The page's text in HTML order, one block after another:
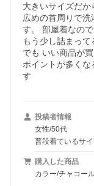
大きいサイズだ
広めの首周りで洗
す。 部屋着なの
もう少し詰まって
でも いい商品が
ポイントが多くな
す
投稿者情報
女性/50代
普段着ているサ
購入した商品
カラー/チャコー